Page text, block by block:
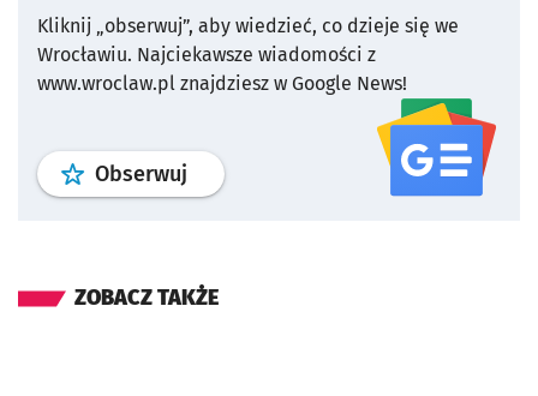
Kliknij „obserwuj”, aby wiedzieć, co dzieje się we
Wrocławiu. Najciekawsze wiadomości z
www.wroclaw.pl znajdziesz w Google News!
Obserwuj profil serwisu
ZOBACZ TAKŻE